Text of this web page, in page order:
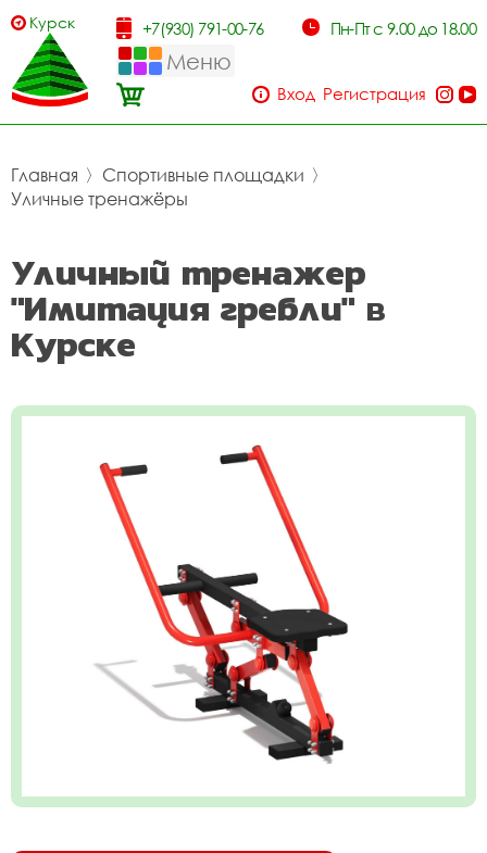
Курск +7(930) 791-00-76 Пн-Пт с 9.00 до 18.00
Меню
Вход Регистрация
Главная 〉 Спортивные площадки 〉
Уличные тренажёры
Уличный тренажер
"Имитация гребли" в
Курске